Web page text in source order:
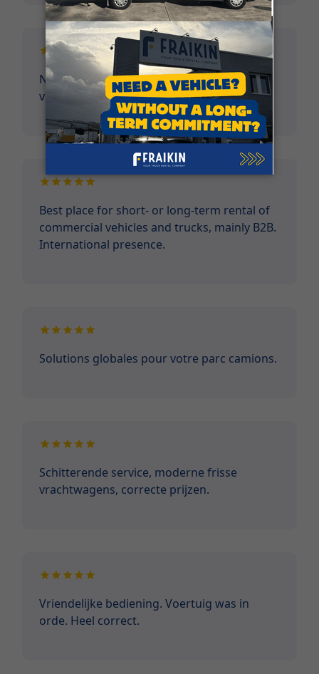
Niets op aan te merken, alles perfect
verlopen, goede service.
Best place for short- or long-term rental of
commercial vehicles and trucks, mainly B2B.
International presence.
Solutions globales pour votre parc camions.
Schitterende service, moderne frisse
vrachtwagens, correcte prijzen.
Vriendelijke bediening. Voertuig was in
orde. Heel correct.